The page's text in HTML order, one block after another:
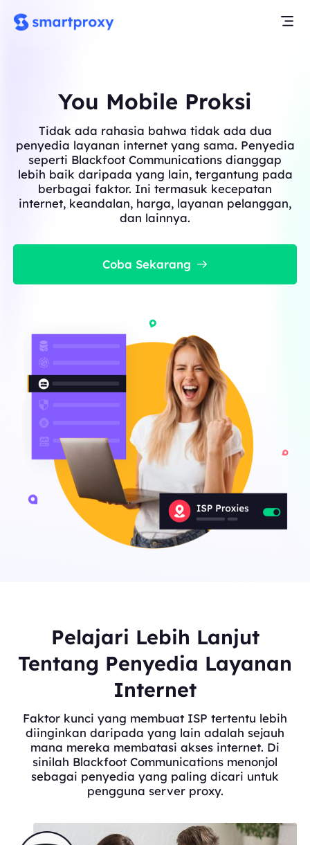
You Mobile Proksi
Tidak ada rahasia bahwa tidak ada dua
penyedia layanan internet yang sama. Penyedia
seperti Blackfoot Communications dianggap
lebih baik daripada yang lain, tergantung pada
berbagai faktor. Ini termasuk kecepatan
internet, keandalan, harga, layanan pelanggan,
dan lainnya.
Coba Sekarang
Pelajari Lebih Lanjut
Tentang Penyedia Layanan
Internet
Faktor kunci yang membuat ISP tertentu lebih
diinginkan daripada yang lain adalah sejauh
mana mereka membatasi akses internet. Di
sinilah Blackfoot Communications menonjol
sebagai penyedia yang paling dicari untuk
pengguna server proxy.